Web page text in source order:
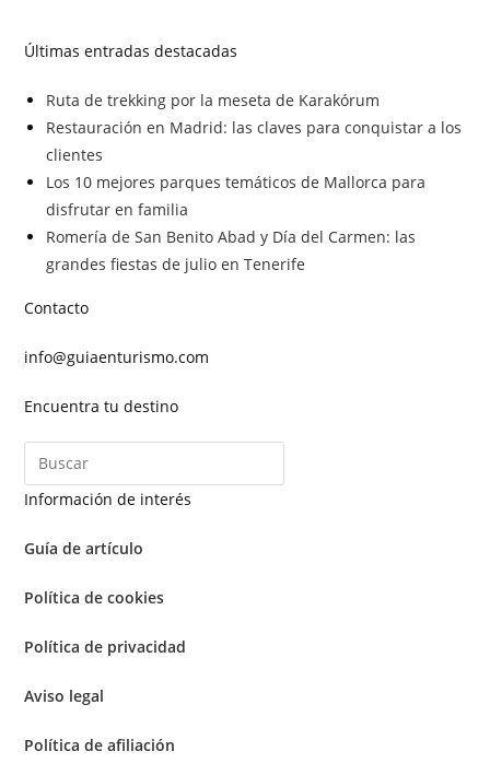
Últimas entradas destacadas
Ruta de trekking por la meseta de Karakórum
Restauración en Madrid: las claves para conquistar a los
clientes
Los 10 mejores parques temáticos de Mallorca para
disfrutar en familia
Romería de San Benito Abad y Día del Carmen: las
grandes fiestas de julio en Tenerife
Contacto
info@guiaenturismo.com
Encuentra tu destino
Información de interés
Guía de artículo
Política de cookies
Política de privacidad
Aviso legal
Política de afiliación